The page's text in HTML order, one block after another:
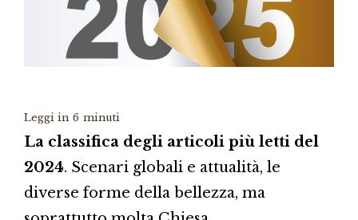
Leggi in 6 minuti
La classifica degli articoli più letti del
2024. Scenari globali e attualità, le
diverse forme della bellezza, ma